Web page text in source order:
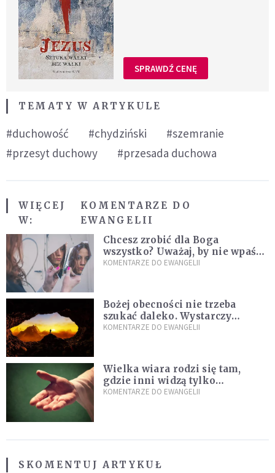
SPRAWDŹ CENĘ
TEMATY W ARTYKULE
#duchowość #chydziński
#szemranie
#przesyt duchowy
#przesada duchowa
WIĘCEJ
W:
KOMENTARZE DO
EWANGELII
Chcesz zrobić dla Boga
wszystko? Uważaj, by nie wpaść
w groźną pułapkę
KOMENTARZE DO EWANGELII
Bożej obecności nie trzeba
szukać daleko. Wystarczy
nauczyć się słuchać
KOMENTARZE DO EWANGELII
Wielka wiara rodzi się tam,
gdzie inni widzą tylko
przeszkody
KOMENTARZE DO EWANGELII
SKOMENTUJ ARTYKUŁ